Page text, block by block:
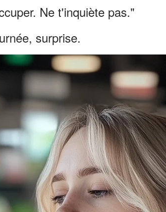
Ne t'inquiète pas."
surprise.